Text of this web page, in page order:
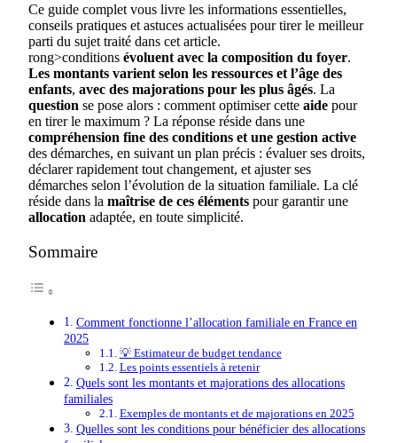
Ce guide complet vous livre les informations essentielles,
conseils pratiques et astuces actualisées pour tirer le meilleur
parti du sujet traité dans cet article.
rong>conditions évoluent avec la composition du foyer.
Les montants varient selon les ressources et l’âge des
enfants, avec des majorations pour les plus âgés. La
question se pose alors : comment optimiser cette aide pour
en tirer le maximum ? La réponse réside dans une
compréhension fine des conditions et une gestion active
des démarches, en suivant un plan précis : évaluer ses droits,
déclarer rapidement tout changement, et ajuster ses
démarches selon l’évolution de la situation familiale. La clé
réside dans la maîtrise de ces éléments pour garantir une
allocation adaptée, en toute simplicité.
Sommaire
Comment fonctionne l’allocation familiale en France en
2025
💡 Estimateur de budget tendance
Les points essentiels à retenir
Quels sont les montants et majorations des allocations
familiales
Exemples de montants et de majorations en 2025
Quelles sont les conditions pour bénéficier des allocations